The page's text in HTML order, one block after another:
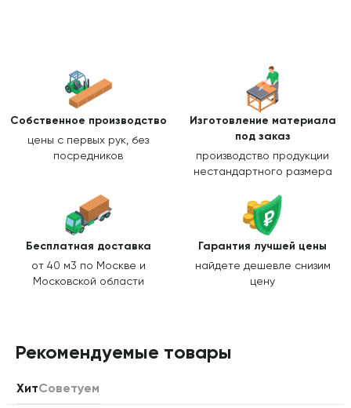
Собственное производство
цены с первых рук, без
посредников
Изготовление материала
под заказ
производство продукции
нестандартного размера
Бесплатная доставка
от 40 м3 по Москве и
Московской области
Гарантия лучшей цены
найдете дешевле снизим
цену
Рекомендуемые товары
ХитСоветуем